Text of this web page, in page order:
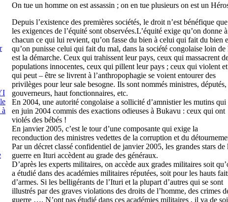
On tue un homme on est assassin ; on en tue plusieurs on est un
Depuis l’existence des premières sociétés, le droit n’est bénéfique
les exigences de l’équité sont observées.L’équité exige qu’on donne à
chacun ce qui lui revient, qu’on fasse du bien à celui qui fait du bien
qu’on punisse celui qui fait du mal, dans la société congolaise loin de
est la démarche. Ceux qui trahissent leur pays, ceux qui massacrent
populations innocentes, ceux qui pillent leur pays ; ceux qui violent et
qui peut – être se livrent à l’anthropophagie se voient entourer des
privilèges pour leur sale besogne. Ils sont nommés ministres, députés,
gouverneurs, haut fonctionnaires, etc.
En 2004, une autorité congolaise a sollicité d’amnistier les mutins qui
en juin 2004 commis des exactions odieuses à Bukavu : ceux qui ont
violés des bébés !
En janvier 2005, c’est le tour d’une composante qui exige la
reconduction des ministres vedettes de la corruption et du
Par un décret classé confidentiel de janvier 2005, les grandes stars de
guerre en Ituri accèdent au grade des généraux.
D’après les experts militaires, on accède aux grades militaires soit
a étudié dans des académies militaires réputées, soit pour les hauts
d’armes. Si les belligérants de l’Ituri et la plupart d’autres qui se sont
illustrés par des graves violations des droits de l’homme, des crimes
guerre …. N’ont pas étudié dans ces académies militaires , il va de soi